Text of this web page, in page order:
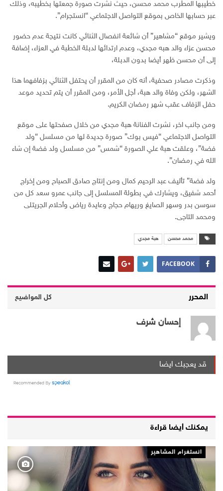
خطيبها المطرب محمد محسن، حيث نشرت صورة جمعتها بخطيبه، وذلك
عبر حسابها الخاص بموقع التواصل الاجتماعي “انستجرام”.
ويشير موقع “مشاهير” أن شائعة انفصال الثنائي كانت نتيجة عدم حضور
محسن عزاء والد هبه مجدي، وعدم ارتدائها لدبلة الخطبة في العزاء، إضافة
إلى أن محسن ظهر أيضا بدون الدبلة،
وذكرت مصادر صحفية، أنه كان من المقرر أن يحتفل الثنائي بزفافهما هذا
الشهر، ولكن وفاة والد هبة، أجل الأمر، ومن المقرر أن يتم تحديد موعد
حفل الزفاف عقب شهر رمضان الكريم.
ومن جانب اخر، نشرت الفنانة هبة مجدي من خلال صفحتها على موقع
التواصل الاجتماعي “فيس بوك” صورة جديدة لها من مسلسل “ولد
فضة”، وعلقت هبة علي الصورة “شمس” من مسلسل ولد فضة إن شاء
الله في رمضان”.
ولد فضة” تأليف عبد الرحيم كمال ومن إنتاج صادق الصباح ومن إخراج
أحمد شفيق، ويشارك في بطولة المسلسل إلى جانب عمرو سعد كل من
سوسن بدر وسهر الصايغ وريهام حجاج وعايدة رياض وأحلام الجريتلى
ومحمد التاجى.
محمد محسن هبة مجدي
FACEBOOK
المحرر كل المواضيع
إحسان شرف
قد يعجبك ايضا
يمكنك أيضا قراءة
انستغرام المشاهير